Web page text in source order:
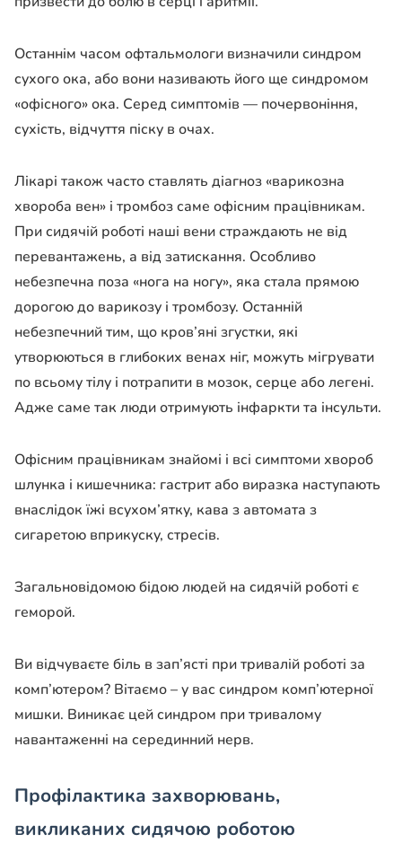
Останнім часом офтальмологи визначили синдром
сухого ока, або вони називають його ще синдромом
«офісного» ока. Серед симптомів — почервоніння,
сухість, відчуття піску в очах.
Лікарі також часто ставлять діагноз «варикозна
хвороба вен» і тромбоз саме офісним працівникам.
При сидячій роботі наші вени страждають не від
перевантажень, а від затискання. Особливо
небезпечна поза «нога на ногу», яка стала прямою
дорогою до варикозу і тромбозу. Останній
небезпечний тим, що кров’яні згустки, які
утворюються в глибоких венах ніг, можуть мігрувати
по всьому тілу і потрапити в мозок, серце або легені.
Адже саме так люди отримують інфаркти та інсульти.
Офісним працівникам знайомі і всі симптоми хвороб
шлунка і кишечника: гастрит або виразка наступають
внаслідок їжі всухом’ятку, кава з автомата з
сигаретою вприкуску, стресів.
Загальновідомою бідою людей на сидячій роботі є
геморой.
Ви відчуваєте біль в зап’ясті при тривалій роботі за
комп’ютером? Вітаємо – у вас синдром комп’ютерної
мишки. Виникає цей синдром при тривалому
навантаженні на серединний нерв.
Профілактика захворювань,
викликаних сидячою роботою